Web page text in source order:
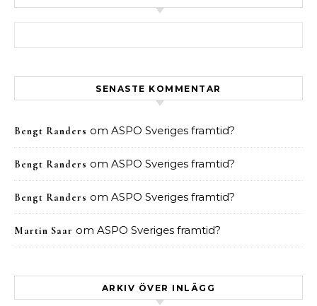
SENASTE KOMMENTAR
Bengt Randers om ASPO Sveriges framtid?
Bengt Randers om ASPO Sveriges framtid?
Bengt Randers om ASPO Sveriges framtid?
Martin Saar om ASPO Sveriges framtid?
ARKIV ÖVER INLÄGG